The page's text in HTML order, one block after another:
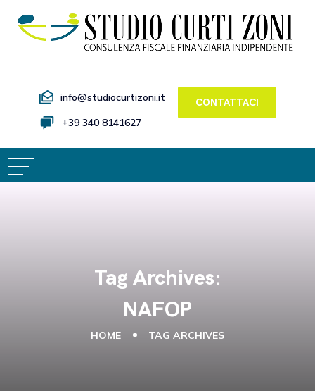
info@studiocurtizoni.it
+39 340 8141627
CONTATTACI
Tag Archives:
NAFOP
HOME TAG ARCHIVES